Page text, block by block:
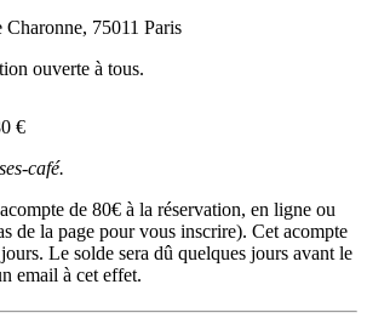
75011 Paris
ouverte à tous.
€
café.
de 80€ à la réservation, en ligne ou
de la page pour vous inscrire). Cet acompte
Le solde sera dû quelques jours avant le
email à cet effet.